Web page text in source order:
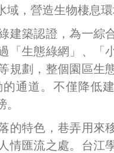
，營造生物棲息環
建築認證，為一綜
「生態綠網」、「
規劃，整個園區生
通道。不僅降低
的特色，巷弄用來
情匯流之處。台江